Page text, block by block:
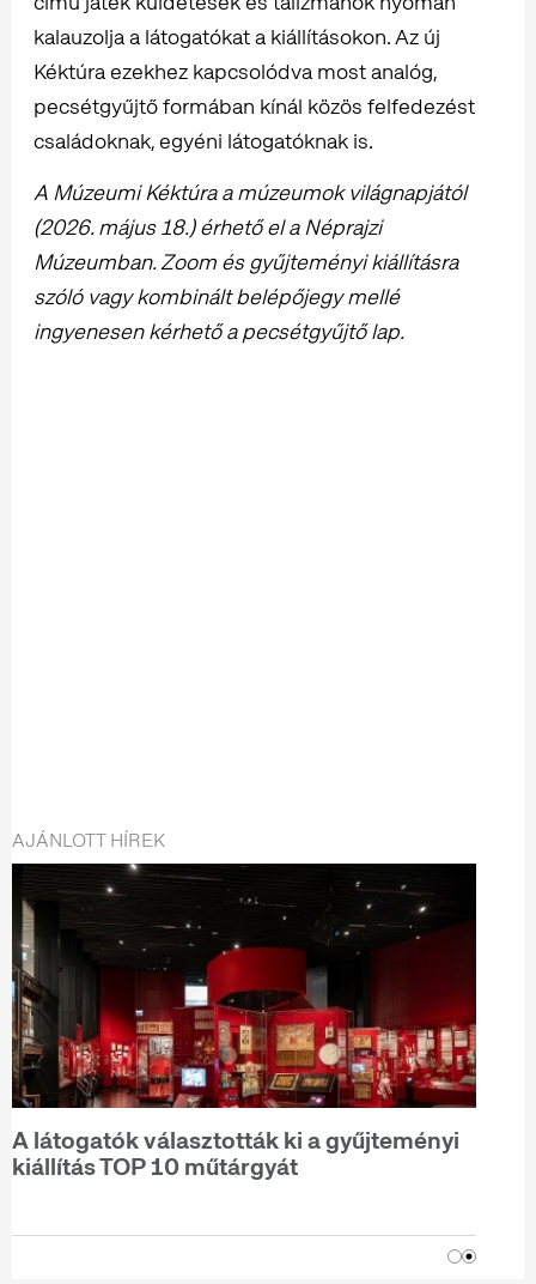
kalauzolja a látogatókat a kiállításokon. Az új
Kéktúra ezekhez kapcsolódva most analóg,
pecsétgyűjtő formában kínál közös felfedezést
családoknak, egyéni látogatóknak is.
A Múzeumi Kéktúra a múzeumok világnapjától
(2026. május 18.) érhető el a Néprajzi
Múzeumban. Zoom és gyűjteményi kiállításra
szóló vagy kombinált belépőjegy mellé
ingyenesen kérhető a pecsétgyűjtő lap.
AJÁNLOTT HÍREK
A látogatók választották ki a gyűjteményi
kiállítás TOP 10 műtárgyát